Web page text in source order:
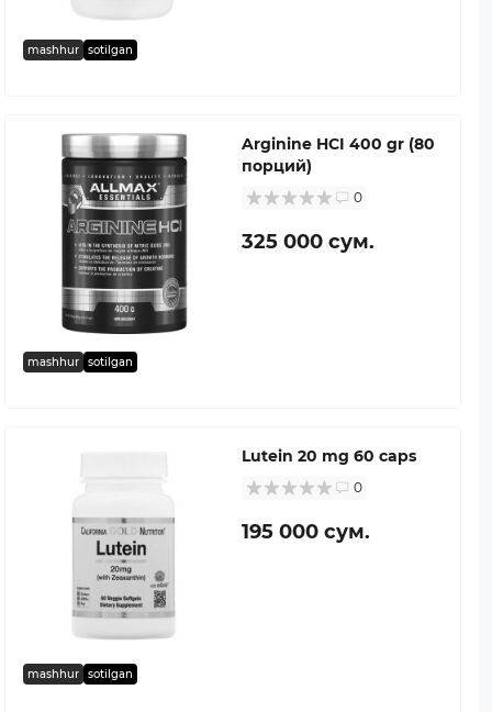
mashhur sotilgan
mashhur sotilgan
Arginine HCI 400 gr (80
порций)
0
325 000 сум.
mashhur sotilgan
Lutein 20 mg 60 caps
0
195 000 сум.